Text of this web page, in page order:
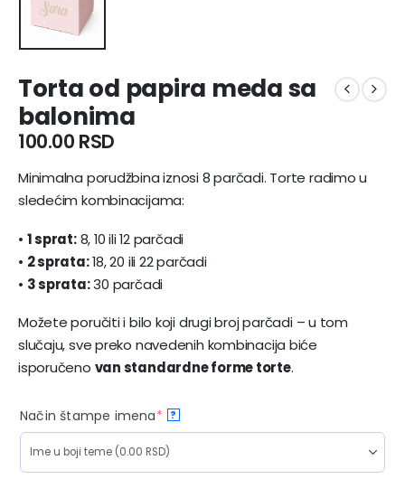
Torta od papira meda sa
balonima
100.00 RSD
Minimalna porudžbina iznosi 8 parčadi. Torte radimo u
sledećim kombinacijama:
• 1 sprat:8, 10 ili 12 parčadi
• 2 sprata:18, 20 ili 22 parčadi
• 3 sprata:30 parčadi
Možete poručiti i bilo koji drugi broj parčadi – u tom
slučaju, sve preko navedenih kombinacija biće
isporučeno van standardne forme torte.
Način štampe imena* ?